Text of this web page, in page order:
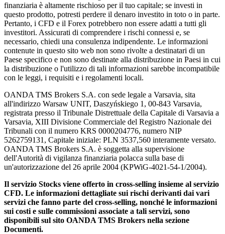
finanziaria è altamente rischioso per il tuo capitale; se investi in
questo prodotto, potresti perdere il denaro investito in toto o in parte.
Pertanto, i CFD e il Forex potrebbero non essere adatti a tutti gli
investitori. Assicurati di comprendere i rischi connessi e, se
necessario, chiedi una consulenza indipendente. Le informazioni
contenute in questo sito web non sono rivolte a destinatari di un
Paese specifico e non sono destinate alla distribuzione in Paesi in cui
la distribuzione o l'utilizzo di tali informazioni sarebbe incompatibile
con le leggi, i requisiti e i regolamenti locali.
OANDA TMS Brokers S.A. con sede legale a Varsavia, sita
all'indirizzo Warsaw UNIT, Daszyńskiego 1, 00-843 Varsavia,
registrata presso il Tribunale Distrettuale della Capitale di Varsavia a
Varsavia, XIII Divisione Commerciale del Registro Nazionale dei
Tribunali con il numero KRS 0000204776, numero NIP
5262759131, Capitale iniziale: PLN 3537,560 interamente versato.
OANDA TMS Brokers S.A. è soggetta alla supervisione
dell'Autorità di vigilanza finanziaria polacca sulla base di
un'autorizzazione del 26 aprile 2004 (KPWiG-4021-54-1/2004).
Il servizio Stocks viene offerto in cross-selling insieme al servizio
CFD. Le informazioni dettagliate sui rischi derivanti dai vari
servizi che fanno parte del cross-selling, nonché le informazioni
sui costi e sulle commissioni associate a tali servizi, sono
disponibili sul sito OANDA TMS Brokers nella sezione
Documenti.